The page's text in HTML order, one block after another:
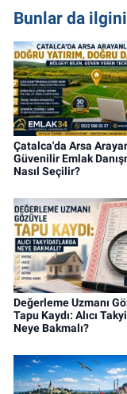
Bunlar da
Çatalca'da Arsa
Güvenilir Emlak
Nasıl Seçilir?
Değerleme Uzmanı
Tapu Kaydı: Alıcı
Neye Bakmalı?